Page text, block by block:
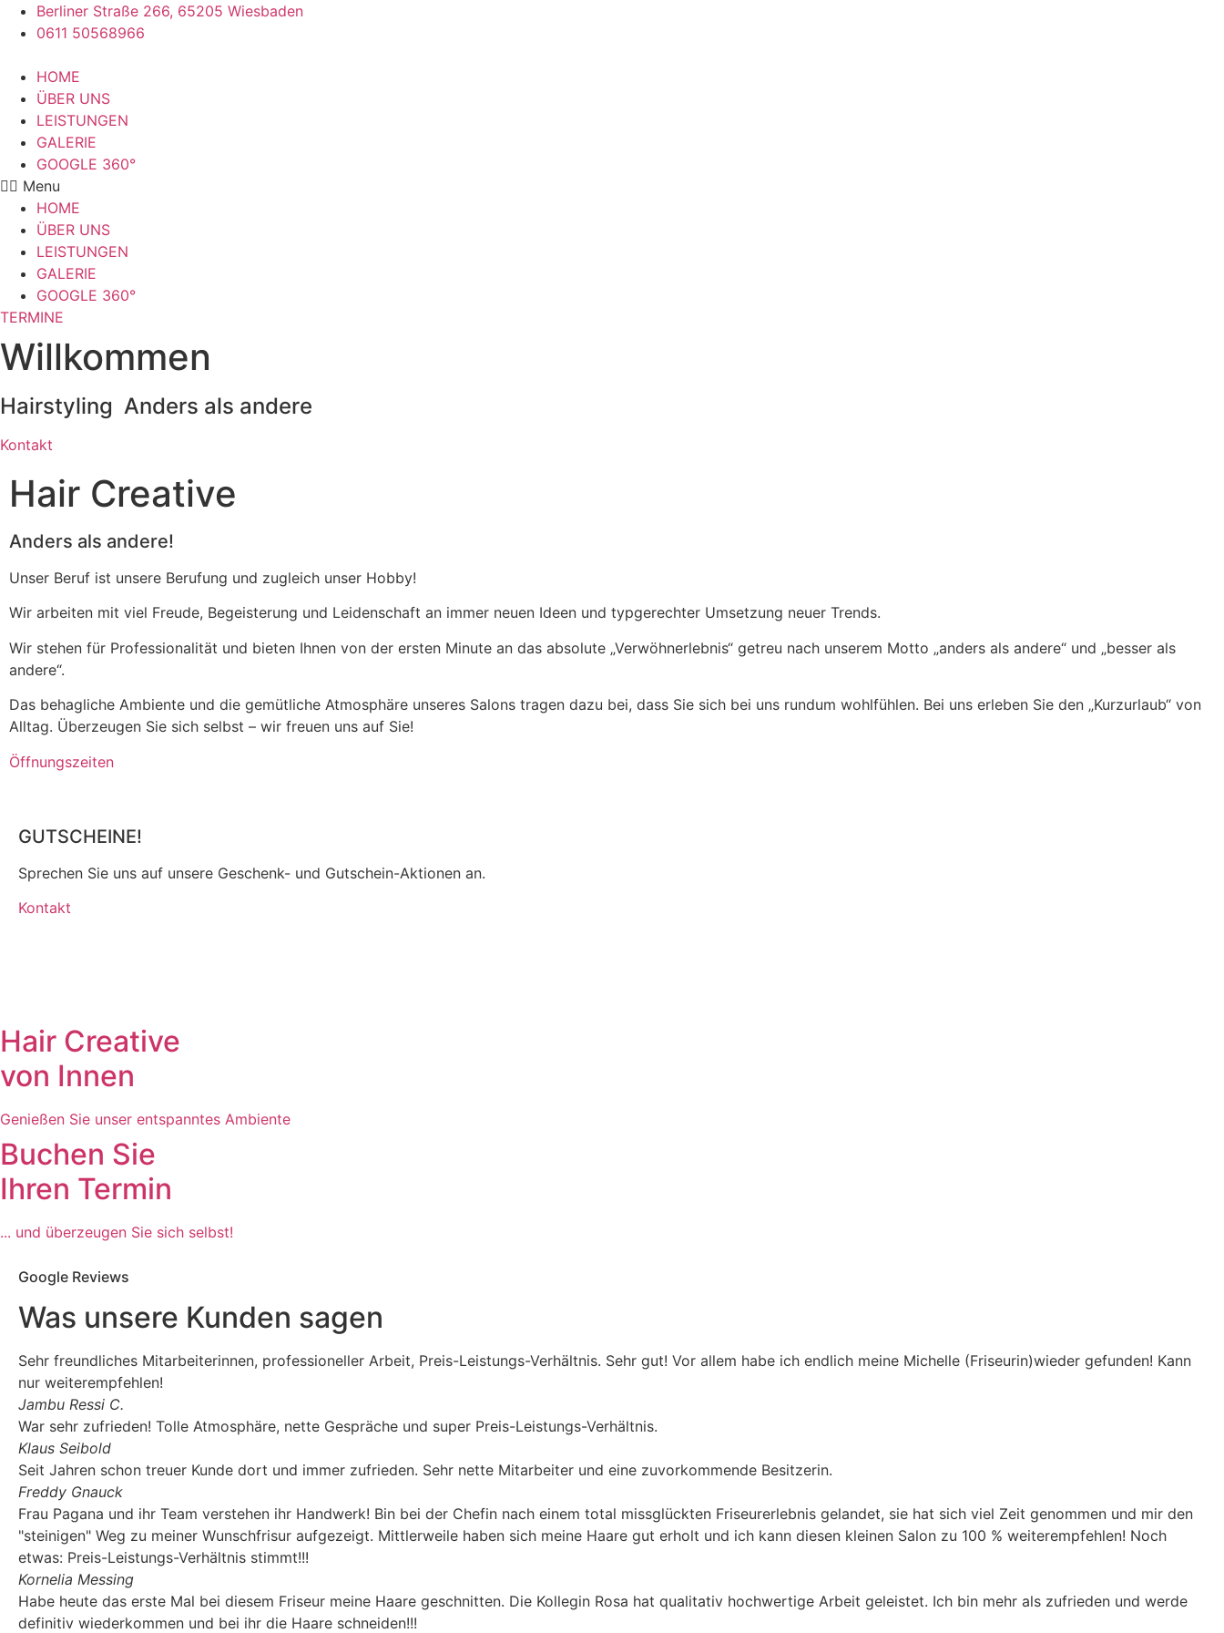
Berliner Straße 266, 65205 Wiesbaden
0611 50568966
HOME
ÜBER UNS
LEISTUNGEN
GALERIE
GOOGLE 360°
Menu
HOME
ÜBER UNS
LEISTUNGEN
GALERIE
GOOGLE 360°
TERMINE
Willkommen
Hairstyling Anders als andere
Kontakt
Hair Creative
Anders als andere!
Unser Beruf ist unsere Berufung und zugleich unser Hobby!
Wir arbeiten mit viel Freude, Begeisterung und Leidenschaft an immer neuen Ideen und typgerechter Umsetzung neuer Trends.
Wir stehen für Professionalität und bieten Ihnen von der ersten Minute an das absolute „Verwöhnerlebnis“ getreu nach unserem Motto „anders als andere“ und „besser als
andere“.
Das behagliche Ambiente und die gemütliche Atmosphäre unseres Salons tragen dazu bei, dass Sie sich bei uns rundum wohlfühlen. Bei uns erleben Sie den „Kurzurlaub“ von
Alltag. Überzeugen Sie sich selbst – wir freuen uns auf Sie!
Öffnungszeiten
GUTSCHEINE!
Sprechen Sie uns auf unsere Geschenk- und Gutschein-Aktionen an.
Kontakt
Hair Creative
von Innen
Genießen Sie unser entspanntes Ambiente
Buchen Sie
Ihren Termin
... und überzeugen Sie sich selbst!
Google Reviews
Was unsere Kunden sagen
Sehr freundliches Mitarbeiterinnen, professioneller Arbeit, Preis-Leistungs-Verhältnis. Sehr gut! Vor allem habe ich endlich meine Michelle (Friseurin)wieder gefunden! Kann
nur weiterempfehlen!
Jambu Ressi C.
War sehr zufrieden! Tolle Atmosphäre, nette Gespräche und super Preis-Leistungs-Verhältnis.
Klaus Seibold
Seit Jahren schon treuer Kunde dort und immer zufrieden. Sehr nette Mitarbeiter und eine zuvorkommende Besitzerin.
Freddy Gnauck
Frau Pagana und ihr Team verstehen ihr Handwerk! Bin bei der Chefin nach einem total missglückten Friseurerlebnis gelandet, sie hat sich viel Zeit genommen und mir den
"steinigen" Weg zu meiner Wunschfrisur aufgezeigt. Mittlerweile haben sich meine Haare gut erholt und ich kann diesen kleinen Salon zu 100 % weiterempfehlen! Noch
etwas: Preis-Leistungs-Verhältnis stimmt!!!
Kornelia Messing
Habe heute das erste Mal bei diesem Friseur meine Haare geschnitten. Die Kollegin Rosa hat qualitativ hochwertige Arbeit geleistet. Ich bin mehr als zufrieden und werde
definitiv wiederkommen und bei ihr die Haare schneiden!!!